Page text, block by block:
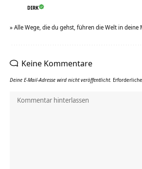
DIRK
» Alle Wege, die du gehst, führen die Welt in deine
Keine Kommentare
Deine E-Mail-Adresse wird nicht veröffentlicht.